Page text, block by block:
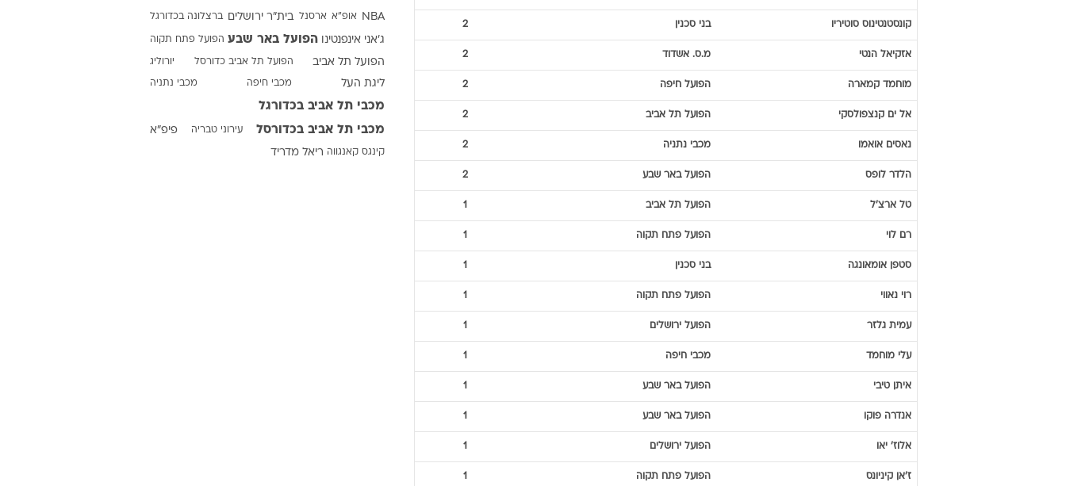
ענפים נוספים
לוח שידורים
החידה של ספורט1
ארכיון מדורים מחוץ לקווים
4-4-2 כתבו לנו
קונסטנטינוס סוטיריו בני סכנין 2
אזקיאל הנטי מ.ס. אשדוד 2
מוחמד קמארה הפועל חיפה 2
אל ים קנצפולסקי הפועל תל אביב 2
נאסים אואמו מכבי נתניה 2
הלדר לופס הפועל באר שבע 2
טל ארצ'ל הפועל תל אביב 1
רם לוי הפועל פתח תקוה 1
סטפן אומאונגה בני סכנין 1
רוי נאווי הפועל פתח תקוה 1
עמית גלזר הפועל ירושלים 1
עלי מוחמד מכבי חיפה 1
איתן טיבי הפועל באר שבע 1
אנדרה פוקו הפועל באר שבע 1
אלוז' יאו הפועל ירושלים 1
ז'אן קיניונס הפועל פתח תקוה 1
NBA אופ"א ארסנל בית"ר ירושלים ברצלונה בכדורגל
ג'אני אינפנטינו הפועל באר שבע הפועל פתח תקוה
הפועל תל אביב הפועל תל אביב כדורסל יורוליג
ליגת העל מכבי חיפה מכבי נתניה
מכבי תל אביב בכדורגל
מכבי תל אביב בכדורסל
עירוני טבריה פיפ"א
קינגס קאנגווה ריאל מדריד